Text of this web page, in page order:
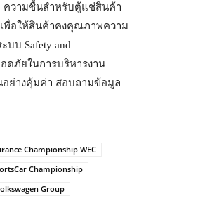
ความชื้นสำหรับตู้แช่สินค้า
พื่อให้สินค้าคงคุณภาพความ
บ Safety and
ดภัยในการบริหารงาน
อย่างคุ้มค่า สอบถามข้อมูล
Championship WEC
Championship
Group